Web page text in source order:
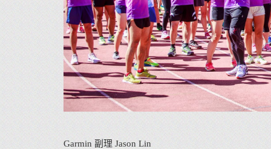
Garmin 副理 Jason Lin